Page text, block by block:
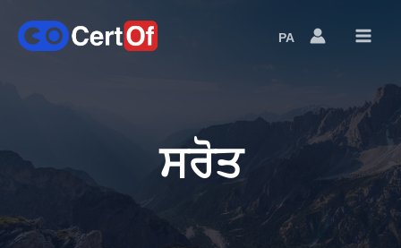
PALanguage
ਸਰੋਤ